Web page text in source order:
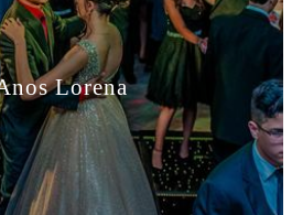
Lorena